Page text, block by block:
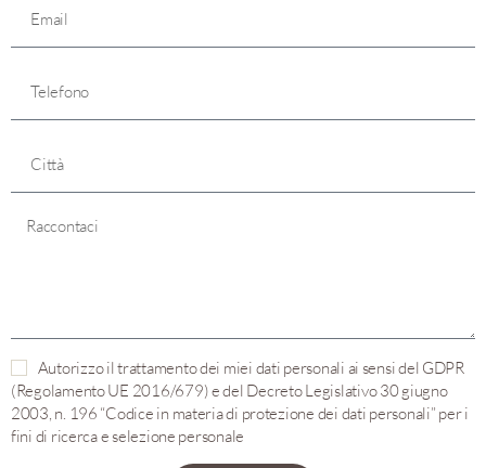
Autorizzo il trattamento dei miei dati personali ai sensi del GDPR
(Regolamento UE 2016/679) e del Decreto Legislativo 30 giugno
2003, n. 196 “Codice in materia di protezione dei dati personali” per i
fini di ricerca e selezione personale